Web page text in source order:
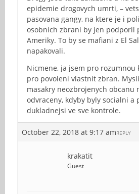
epidemie drogovych umrti, –
pasovana gangy, na ktere je i
osobnich zbrani by jen podporil
Ameriky. To by se mafiani z El
napakovali.
Nicmene, ja jsem pro
pro povoleni vlastnit zbran.
masakry neozbrojenych obcanu
odvraceny, kdyby byly socialni a
dukladnejsi ve sve kontrole.
October 22, 2018 at 9:17 amREPLY
krakatit
Guest